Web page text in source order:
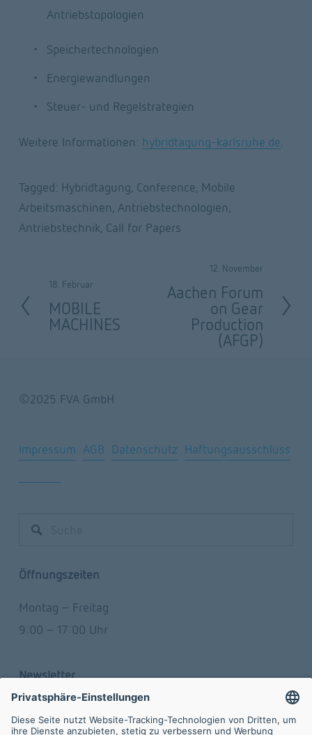
Antriebstopologien
Speichertechnologien
Energiewandlungen
Steuer- und Regelstrategien
Weitere Informationen: hybridtagung-karlsruhe.de
Tagged: Hybridtagung, Conference, Mobile
Arbeitsmaschinen, Antriebstechnologien,
Antriebstechnik, Call for Papers
Z
u
r
k
18. Februar
MOBILE
MACHINES
12. November
Aachen Forum
on Gear
Production
(AFGP)
©2025 FVA GmbH
Impressum AGB Datenschutz
Haftungsausschluss
Öffnungszeiten
Montag – Freitag
9:00 – 17:00 Uhr
Newsletter
Werden Sie Teil des Netzwerks mit dem Newsletter
der FVA GmbH.